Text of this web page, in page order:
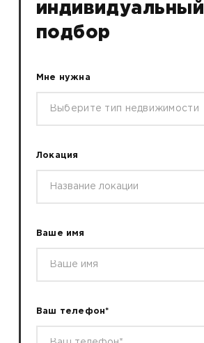
индивидуальный
подбор
Мне нужна
Выберите тип недвижимости
Локация
Ваше имя
Ваш телефон*